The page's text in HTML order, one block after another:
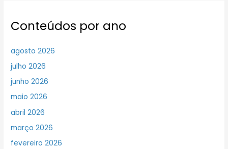
Conteúdos por ano
agosto 2026
julho 2026
junho 2026
maio 2026
abril 2026
março 2026
fevereiro 2026